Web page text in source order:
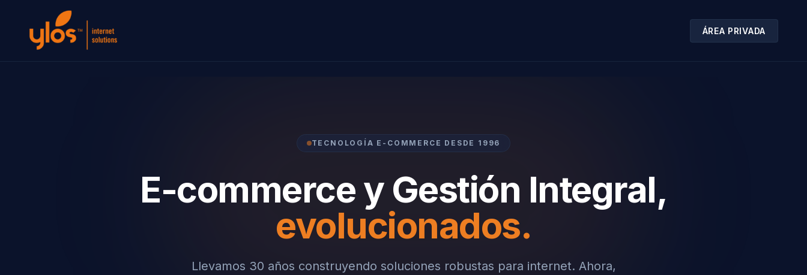
ÁREA PRIVADA
TECNOLOGÍA E-COMMERCE DESDE 1996
E-commerce y Gestión Integral,
evolucionados.
Llevamos 30 años construyendo soluciones robustas para internet. Ahora,